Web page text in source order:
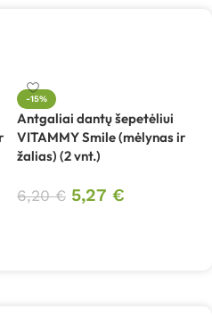
-15%
Antgaliai dantų šepetėliui
VITAMMY Smile (mėlynas ir
žalias) (2 vnt.)
6,20€ 5,27 €